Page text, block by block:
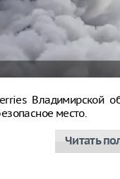
Владимирской
место.
Читать